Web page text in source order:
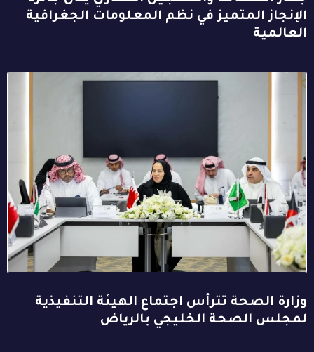
الإنجاز المتميز في نظم المعلومات الجغرافية
العالمية
وزارة الصحة تترأس اجتماع الهيئة التنفيذية
لمجلس الصحة الخليجي بالرياض